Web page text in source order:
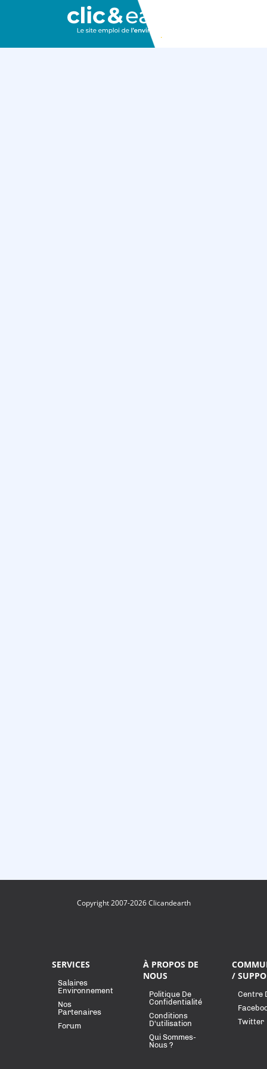
Copyright 2007-2026 Clicandearth
SERVICES
Salaires
Environnement
Nos
Partenaires
Forum
À PROPOS DE
NOUS
Politique De
Confidentialité
Conditions
D'utilisation
Qui Sommes-
Nous ?
/
Centre
Twitter